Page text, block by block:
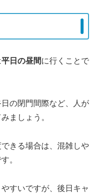
平日の昼間に行くことで
の閉門間際など、人が
ましょう。
きる場合は、混雑しや
。
すいですが、後日キャ